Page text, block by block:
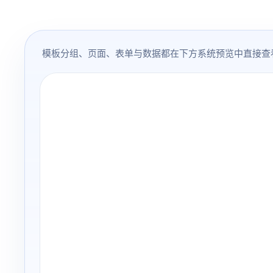
模板分组、页面、表单与数据都在下方系统预览中直接查